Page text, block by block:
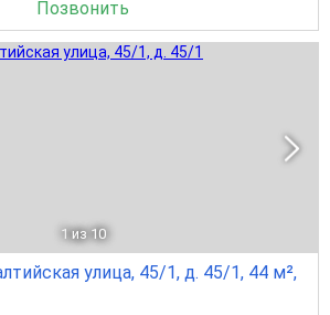
Позвонить
1 из 10
улица, 45/1, д. 45/1, 44 м²,